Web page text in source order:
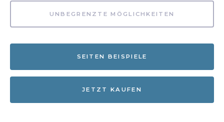
UNBEGRENZTE MÖGLICHKEITEN
SEITEN BEISPIELE
JETZT KAUFEN